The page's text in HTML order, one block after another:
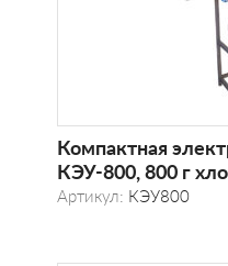
Компактная
КЭУ-800, 800 г
Артикул: КЭУ800